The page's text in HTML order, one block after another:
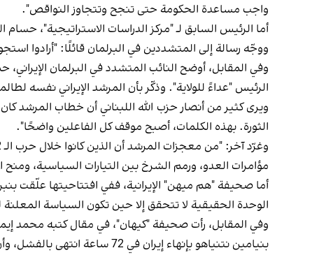
واجب مساعدة الحكومة حتى تنجح وتتجاوز النواقص".
أما الرئيس السابق لـ "مركز الدراسات الاستراتيجية"،
ووجّه رسالة إلى المتشددين في البرلمان قائلًا: "أرادوا
وفي المقابل، أوضح النائب المتشدد في البرلمان
الرئيس "عداءً للولاية". وذكّر بأن المرشد الإيراني نفسه
ويرى كثير من أنصار حزب الله اللبناني أن خطاب المرشد
الثورة. بهذه الكلمات، أصبح موقف كل الفاعلين واضحًا".
مؤامرات العدو، ورمم الشرخ بين التيارات السياسية، ومنح
أما صحيفة "هم ‌ميهن" الإيرانية، ففي افتتاحيتها علّقت
الوحدة الحقيقية لا تتحقق إلا حين تكون السياسة
بنيامين نتنياهو بإنهاء